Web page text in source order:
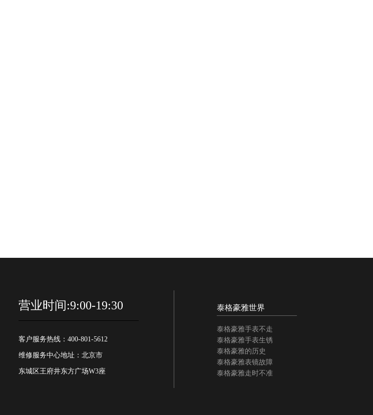
营业时间:9:00-19:30
客户服务热线：400-801-5612
维修服务中心地址：北京市
东城区王府井东方广场W3座
泰格豪雅世界
泰格豪雅手表不走
泰格豪雅手表生锈
泰格豪雅的历史
泰格豪雅表镜故障
泰格豪雅走时不准